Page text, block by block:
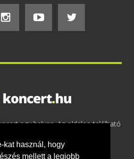
kat használ, hogy
mellett a legjobb
egy helyen. Az oldalon található
-ÁSZF-Felhasználási
- Kapcsolat és üzenet küldés